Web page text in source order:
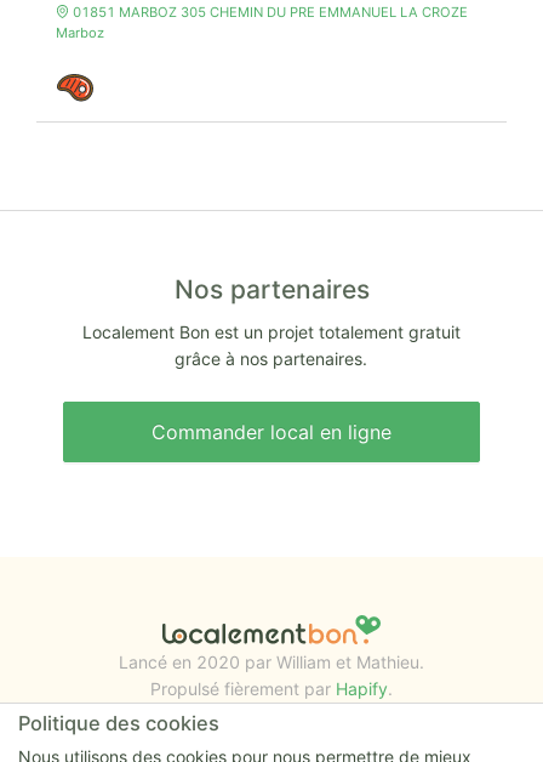
01851 MARBOZ 305 CHEMIN DU PRE EMMANUEL LA CROZE
Marboz
Nos partenaires
Localement Bon est un projet totalement gratuit
grâce à nos partenaires.
Commander local en ligne
Lancé en 2020 par William et Mathieu.
Propulsé fièrement par Hapify.
Politique des cookies
Nous utilisons des cookies pour nous permettre de mieux